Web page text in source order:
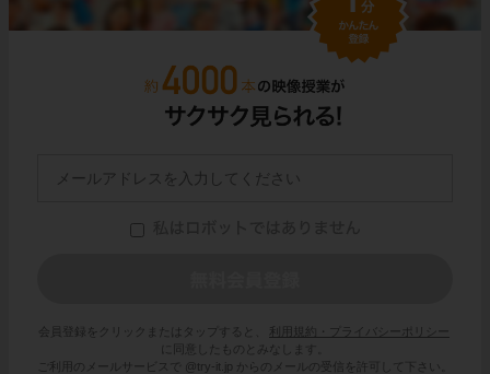
会員登録をクリックまたはタップすると、
利用規約・プライバシーポリシー
に同意したものとみなします。
ご利用のメールサービスで @try-it.jp からのメールの受信を許可して下さい。